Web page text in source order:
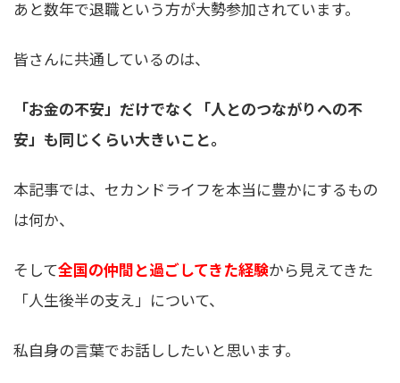
あと数年で退職という方が大勢参加されています。
皆さんに共通しているのは、
「お金の不安」だけでなく「人とのつながりへの不
安」も同じくらい大きいこと。
本記事では、セカンドライフを本当に豊かにするもの
は何か、
そして全国の仲間と過ごしてきた経験から見えてきた
「人生後半の支え」について、
私自身の言葉でお話ししたいと思います。